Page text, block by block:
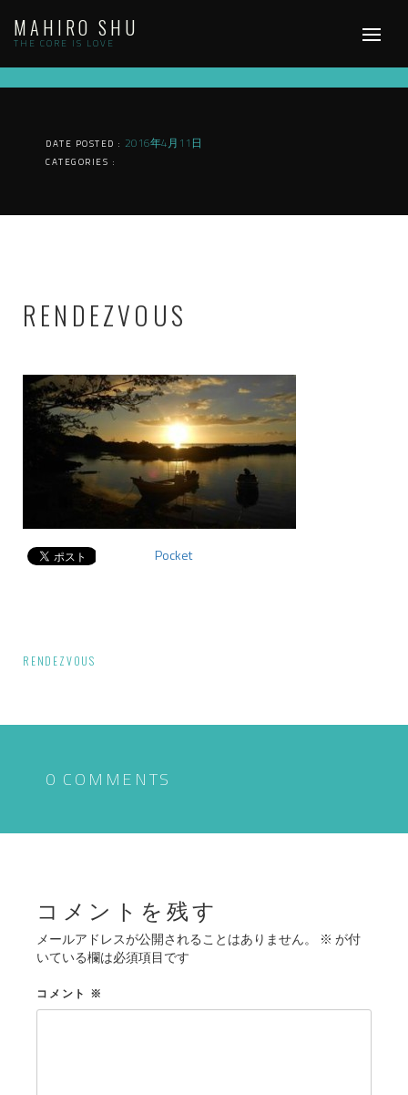
content
MAHIRO SHU
THE CORE IS LOVE
DATE POSTED : 2016年4月11日
CATEGORIES :
RENDEZVOUS
Pocket
投
ナ
シ
RENDEZVOUS
0 COMMENTS
コメントを残す
メールアドレスが公開されることはありません。 ※ が付
いている欄は必須項目です
コメント ※